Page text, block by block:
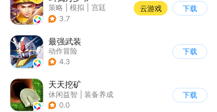
策略 模拟
宫廷
| 剧情
3.7
云游戏 下载
最强武装
动作冒险
| 第三人称射击
4.3
下载
天天挖矿
休闲益智
装备养成
| 解压
0.0
下载